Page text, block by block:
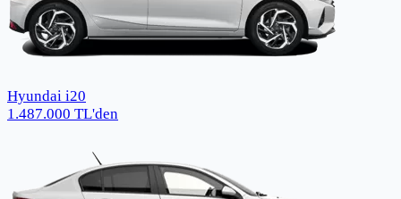
Hyundai i20
1.487.000 TL'den